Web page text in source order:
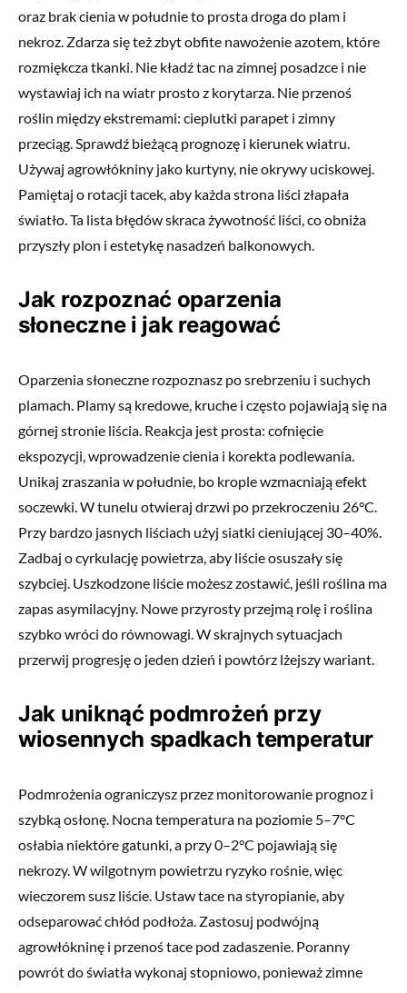
oraz brak cienia w południe to prosta droga do plam i
nekroz. Zdarza się też zbyt obfite nawożenie azotem, które
rozmiękcza tkanki. Nie kładź tac na zimnej posadzce i nie
wystawiaj ich na wiatr prosto z korytarza. Nie przenoś
roślin między ekstremami: cieplutki parapet i zimny
przeciąg. Sprawdź bieżącą prognozę i kierunek wiatru.
Używaj agrowłókniny jako kurtyny, nie okrywy uciskowej.
Pamiętaj o rotacji tacek, aby każda strona liści złapała
światło. Ta lista błędów skraca żywotność liści, co obniża
przyszły plon i estetykę nasadzeń balkonowych.
Jak rozpoznać oparzenia
słoneczne i jak reagować
Oparzenia słoneczne rozpoznasz po srebrzeniu i suchych
plamach. Plamy są kredowe, kruche i często pojawiają się na
górnej stronie liścia. Reakcja jest prosta: cofnięcie
ekspozycji, wprowadzenie cienia i korekta podlewania.
Unikaj zraszania w południe, bo krople wzmacniają efekt
soczewki. W tunelu otwieraj drzwi po przekroczeniu 26°C.
Przy bardzo jasnych liściach użyj siatki cieniującej 30–40%.
Zadbaj o cyrkulację powietrza, aby liście osuszały się
szybciej. Uszkodzone liście możesz zostawić, jeśli roślina ma
zapas asymilacyjny. Nowe przyrosty przejmą rolę i roślina
szybko wróci do równowagi. W skrajnych sytuacjach
przerwij progresję o jeden dzień i powtórz lżejszy wariant.
Jak uniknąć podmrożeń przy
wiosennych spadkach temperatur
Podmrożenia ograniczysz przez monitorowanie prognoz i
szybką osłonę. Nocna temperatura na poziomie 5–7°C
osłabia niektóre gatunki, a przy 0–2°C pojawiają się
nekrozy. W wilgotnym powietrzu ryzyko rośnie, więc
wieczorem susz liście. Ustaw tace na styropianie, aby
odseparować chłód podłoża. Zastosuj podwójną
agrowłókninę i przenoś tace pod zadaszenie. Poranny
powrót do światła wykonaj stopniowo, ponieważ zimne